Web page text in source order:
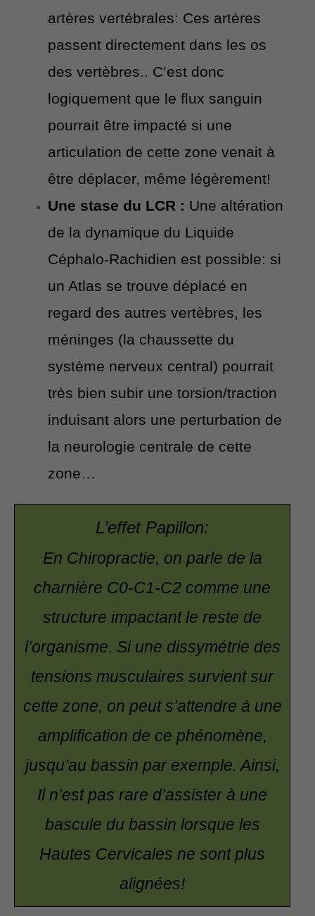
artères vertébrales: Ces artères
passent directement dans les os
des vertèbres.. C’est donc
logiquement que le flux sanguin
pourrait être impacté si une
articulation de cette zone venait à
être déplacer, même légèrement!
Une stase du LCR : Une altération
de la dynamique du Liquide
Céphalo-Rachidien est possible: si
un Atlas se trouve déplacé en
regard des autres vertèbres, les
méninges (la chaussette du
système nerveux central) pourrait
très bien subir une torsion/traction
induisant alors une perturbation de
la neurologie centrale de cette
zone…
L’effet Papillon:
En Chiropractie, on parle de la
charnière C0-C1-C2 comme une
structure impactant le reste de
l’organisme. Si une dissymétrie des
tensions musculaires survient sur
cette zone, on peut s’attendre à une
amplification de ce phénomène,
jusqu’au bassin par exemple. Ainsi,
Il n’est pas rare d’assister à une
bascule du bassin lorsque les
Hautes Cervicales ne sont plus
alignées!